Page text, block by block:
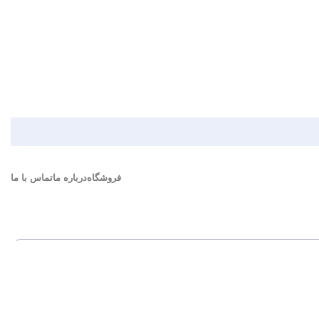
فروشگاهدرباره ماتماس با ما